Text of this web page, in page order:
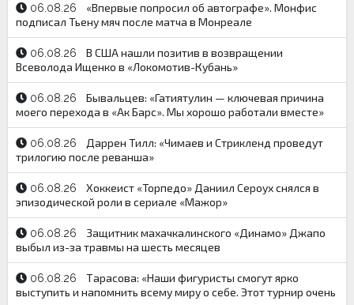
06.08.26
«Впервые попросил об автографе». Монфис
подписал Тьену мяч после матча в Монреале
06.08.26
В США нашли позитив в возвращении
Всеволода Ищенко в «Локомотив-Кубань»
06.08.26
Бывальцев: «Гатиятулин — ключевая причина
моего перехода в «Ак Барс». Мы хорошо работали вместе»
06.08.26
Даррен Тилл: «Чимаев и Стрикленд проведут
трилогию после реванша»
06.08.26
Хоккеист «Торпедо» Даниил Сероух снялся в
эпизодической роли в сериале «Мажор»
06.08.26
Защитник махачкалинского «Динамо» Джапо
выбыл из-за травмы на шесть месяцев
06.08.26
Тарасова: «Наши фигуристы смогут ярко
выступить и напомнить всему миру о себе. Этот турнир очень